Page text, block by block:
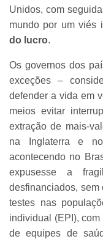
Unidos, com
mundo por um viés
do lucro.
Os governos dos
exceções –
defender a vida em
meios evitar
extração de mais-
na Inglaterra e
acontecendo no
expusesse a
desfinanciados,
testes nas
individual (EPI),
de equipes de